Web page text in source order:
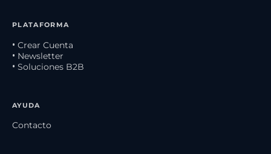
PLATAFORMA
• Crear Cuenta
• Newsletter
• Soluciones B2B
AYUDA
Contacto